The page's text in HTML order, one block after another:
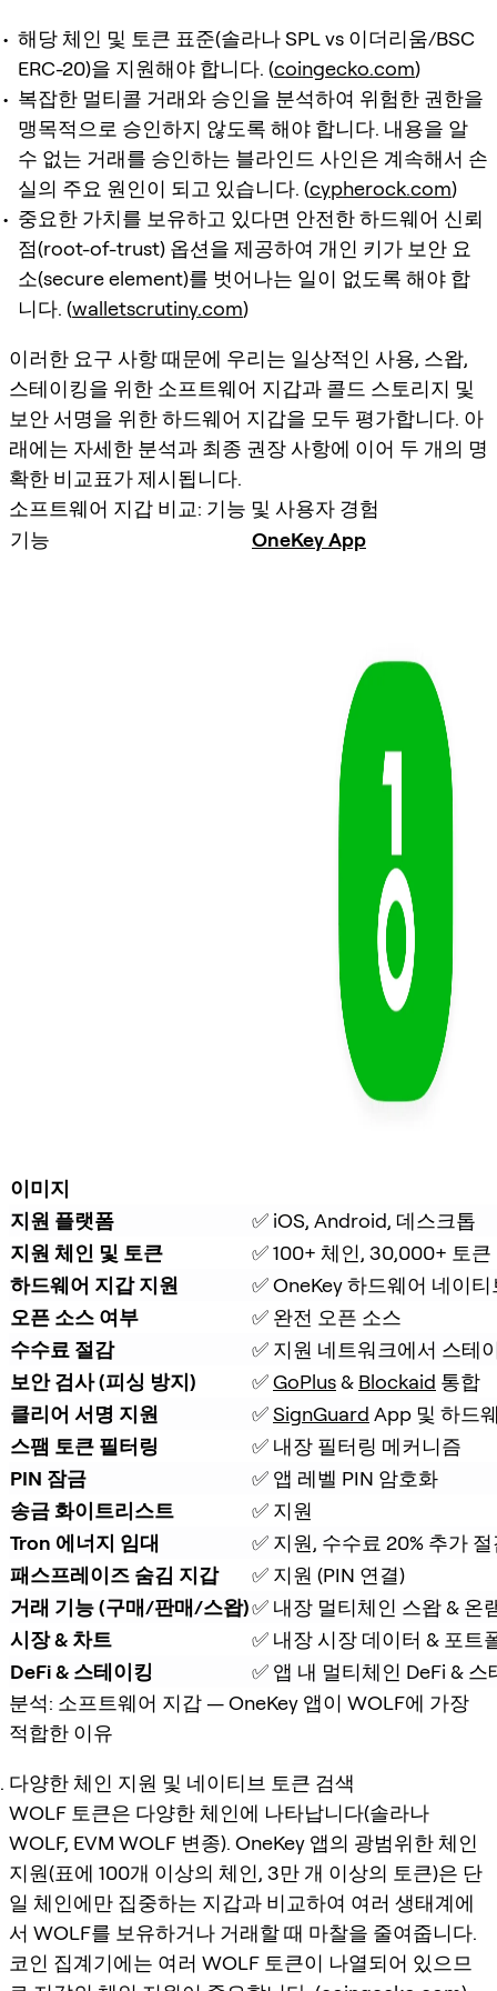
해당 체인 및 토큰 표준(솔라나 SPL vs 이더리움/BSC
ERC-20)을 지원해야 합니다. (coingecko.com)
복잡한 멀티콜 거래와 승인을 분석하여 위험한 권한을
맹목적으로 승인하지 않도록 해야 합니다. 내용을 알
수 없는 거래를 승인하는 블라인드 사인은 계속해서 손
실의 주요 원인이 되고 있습니다. (cypherock.com)
중요한 가치를 보유하고 있다면 안전한 하드웨어 신뢰
점(root-of-trust) 옵션을 제공하여 개인 키가 보안 요
소(secure element)를 벗어나는 일이 없도록 해야 합
니다. (walletscrutiny.com)
이러한 요구 사항 때문에 우리는 일상적인 사용, 스왑,
스테이킹을 위한 소프트웨어 지갑과 콜드 스토리지 및
보안 서명을 위한 하드웨어 지갑을 모두 평가합니다. 아
래에는 자세한 분석과 최종 권장 사항에 이어 두 개의 명
확한 비교표가 제시됩니다.
소프트웨어 지갑 비교: 기능 및 사용자 경험
기능
OneKey App
이미지
지원 플랫폼
✅ iOS, Android, 데스크톱
지원 체인 및 토큰
✅ 100+ 체인, 30,000+ 토큰
하드웨어 지갑 지원
✅ OneKey 하드웨어 네이
오픈 소스 여부
✅ 완전 오픈 소스
수수료 절감
✅ 지원 네트워크에서 스테
보안 검사 (피싱 방지)
✅ GoPlus & Blockaid 통합
클리어 서명 지원
✅ SignGuard App 및 하드
스팸 토큰 필터링
✅ 내장 필터링 메커니즘
PIN 잠금
✅ 앱 레벨 PIN 암호화
송금 화이트리스트
✅ 지원
Tron 에너지 임대
✅ 지원, 수수료 20% 추가
패스프레이즈 숨김 지갑
✅ 지원 (PIN 연결)
거래 기능 (구매/판매/스왑)✅ 내장 멀티체인 스왑 & 온
시장 & 차트
✅ 내장 시장 데이터 & 포트
DeFi & 스테이킹
✅ 앱 내 멀티체인 DeFi &
분석: 소프트웨어 지갑 — OneKey 앱이 WOLF에 가장
적합한 이유
다양한 체인 지원 및 네이티브 토큰 검색
WOLF 토큰은 다양한 체인에 나타납니다(솔라나
WOLF, EVM WOLF 변종). OneKey 앱의 광범위한 체인
지원(표에 100개 이상의 체인, 3만 개 이상의 토큰)은 단
일 체인에만 집중하는 지갑과 비교하여 여러 생태계에
서 WOLF를 보유하거나 거래할 때 마찰을 줄여줍니다.
코인 집계기에는 여러 WOLF 토큰이 나열되어 있으므